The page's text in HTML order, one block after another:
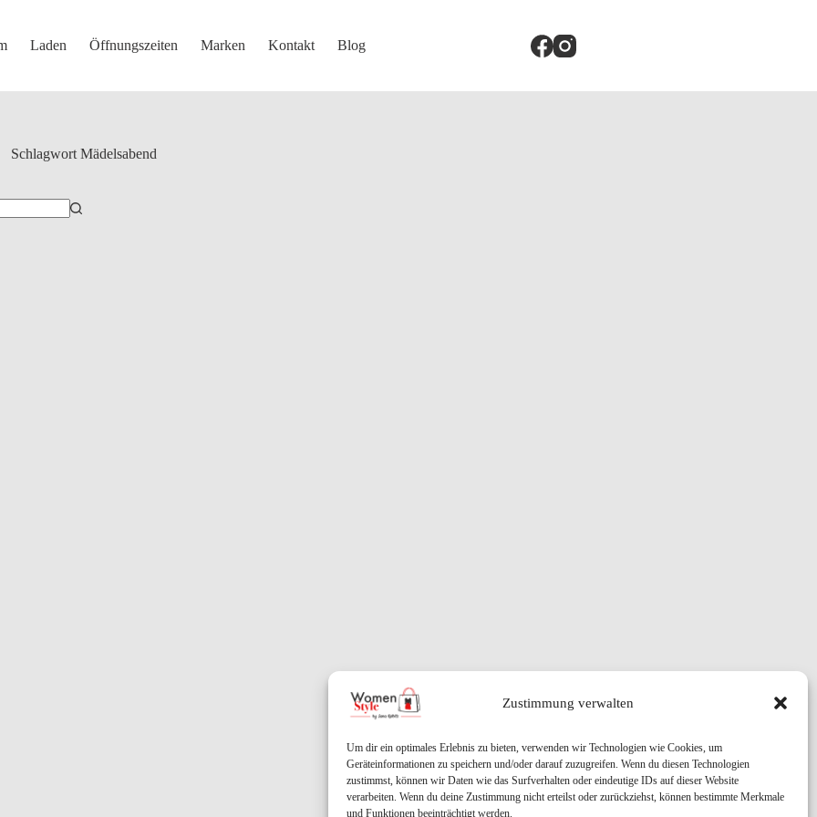
Zustimmung verwalten
Um dir ein optimales Erlebnis zu bieten, verwenden wir Technologien wie Cookies, um
Geräteinformationen zu speichern und/oder darauf zuzugreifen. Wenn du diesen Technologien
zustimmst, können wir Daten wie das Surfverhalten oder eindeutige IDs auf dieser Website
verarbeiten. Wenn du deine Zustimmung nicht erteilst oder zurückziehst, können bestimmte Merkmale
und Funktionen beeinträchtigt werden.
Laden Öffnungszeiten Marken Kontakt Blog
Schlagwort Mädelsabend